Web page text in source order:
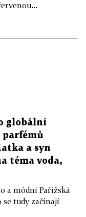
globální
a syn
téma voda,
a módní Pařížská
se tudy začínají